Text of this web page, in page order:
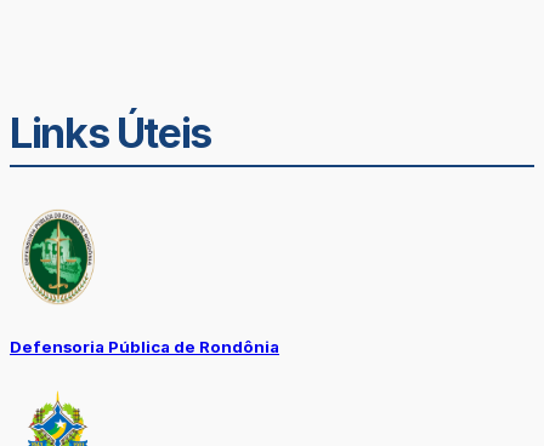
Links Úteis
Defensoria Pública de Rondônia